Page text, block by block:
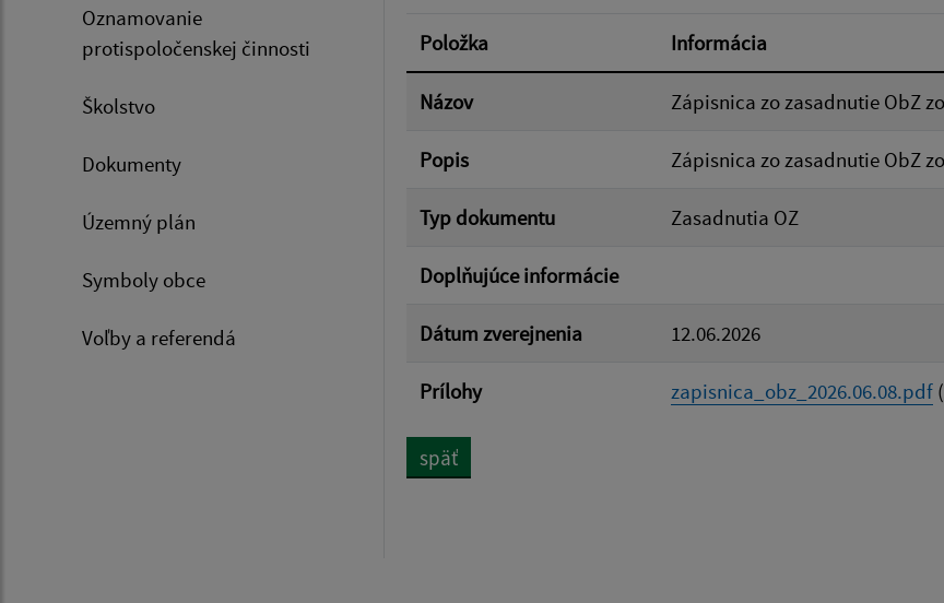
Oznamovanie
protispoločenskej činnosti
Školstvo
Dokumenty
Územný plán
Symboly obce
Voľby a referendá
Filtrovať
Položka Informácia
Názov Zápisnica zo zasadnutie ObZ
Popis Zápisnica zo zasadnutie ObZ
Typ dokumentu Zasadnutia OZ
Doplňujúce informácie
Dátum zverejnenia 12.06.2026
Prílohy zapisnica_obz_2026.06.08.pdf
späť